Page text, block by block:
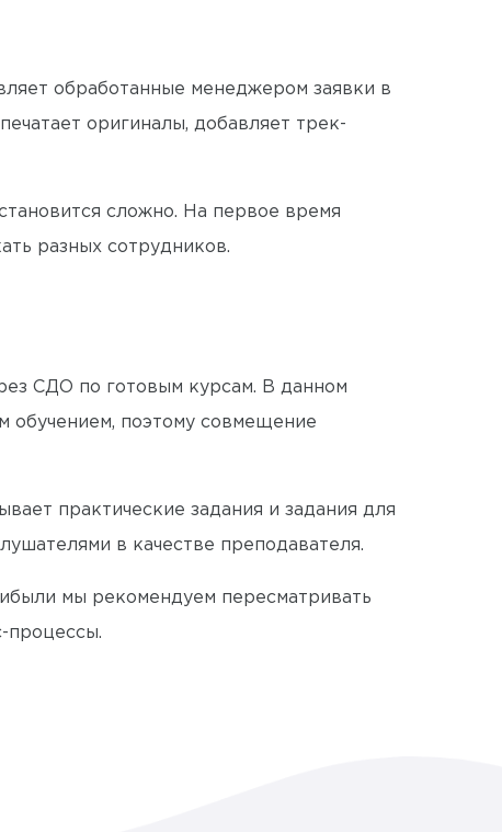
обработанные менеджером заявки в
оригиналы, добавляет трек-
сложно. На первое время
разных сотрудников.
СДО по готовым курсам. В данном
обучением, поэтому совмещение
практические задания и задания для
в качестве преподавателя.
мы рекомендуем пересматривать
процессы.